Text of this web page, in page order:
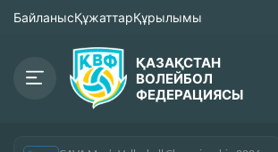
БайланысҚұжаттарҚұрылымы
ҚАЗАҚСТАН
ВОЛЕЙБОЛ
ФЕДЕРАЦИЯСЫ